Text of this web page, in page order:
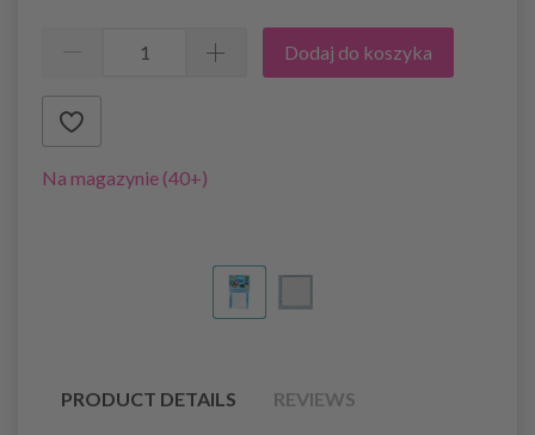
Dodaj do koszyka
Na magazynie (40+)
PRODUCT DETAILS REVIEWS